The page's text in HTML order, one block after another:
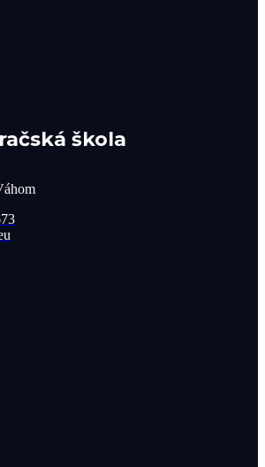
škola